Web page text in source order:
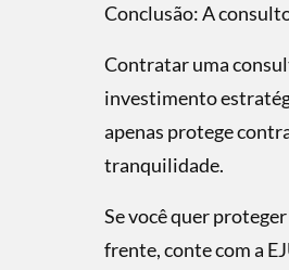
Conclusão: A
Contratar uma
investimento
apenas protege
tranquilidade.
Se você quer
frente, conte com a